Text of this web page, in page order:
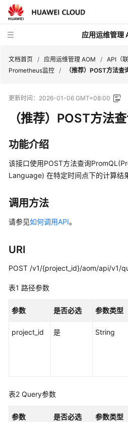
应用运维管理
新
动
态
产
品
介
绍
计
说
速
门
用
户
指
实
文档首页 / 应用运维管理 AOM / API（
Prometheus监控 / （推荐）POST方法查
更新时间： 2026-01-06 GMT+08:00
（推荐）POST方法
功能介绍
该接口使用POST方法查询
Language) 在特定时间点下的计算结
调用方法
请参见如何调用API。
URI
POST /v1/{project_id}/aom/api/v1/
表1 路径参数
参数 是否必选 参数类型
project_id 是 String
表2 Query参数
参数 是否必选 参数类型